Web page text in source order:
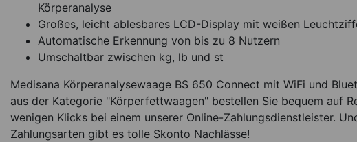
Körperanalyse
Großes, leicht ablesbares LCD-Display mit weißen
Automatische Erkennung von bis zu 8 Nutzern
Umschaltbar zwischen kg, lb und st
Medisana Körperanalysewaage BS 650 Connect mit WiFi und
aus der Kategorie "Körperfettwaagen" bestellen Sie bequem auf
wenigen Klicks bei einem unserer Online-Zahlungsdienstleister.
Zahlungsarten gibt es tolle Skonto Nachlässe!